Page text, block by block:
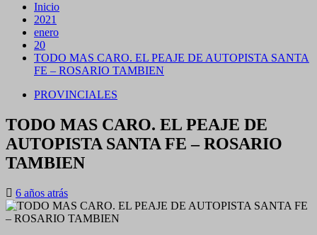
Inicio
2021
enero
20
TODO MAS CARO. EL PEAJE DE AUTOPISTA SANTA
FE – ROSARIO TAMBIEN
PROVINCIALES
TODO MAS CARO. EL PEAJE DE
AUTOPISTA SANTA FE – ROSARIO
TAMBIEN
6 años atrás